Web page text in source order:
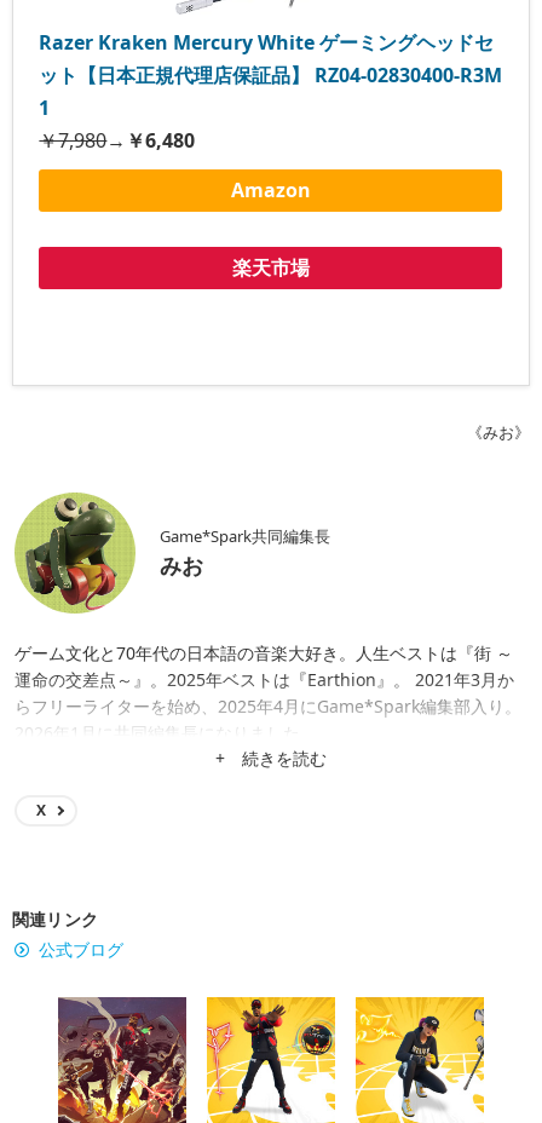
Razer Kraken Mercury White ゲーミングヘッドセ
ット【日本正規代理店保証品】 RZ04-02830400-R3M
1
￥7,980→ ￥6,480
Amazon
楽天市場
《みお》
Game*Spark共同編集長
みお
ゲーム文化と70年代の日本語の音楽大好き。人生ベストは『街 ～
運命の交差点～』。2025年ベストは『Earthion』。 2021年3月か
らフリーライターを始め、2025年4月にGame*Spark編集部入り。
2026年1月に共同編集長になりました。
+ 続きを読む
X
関連リンク
公式ブログ